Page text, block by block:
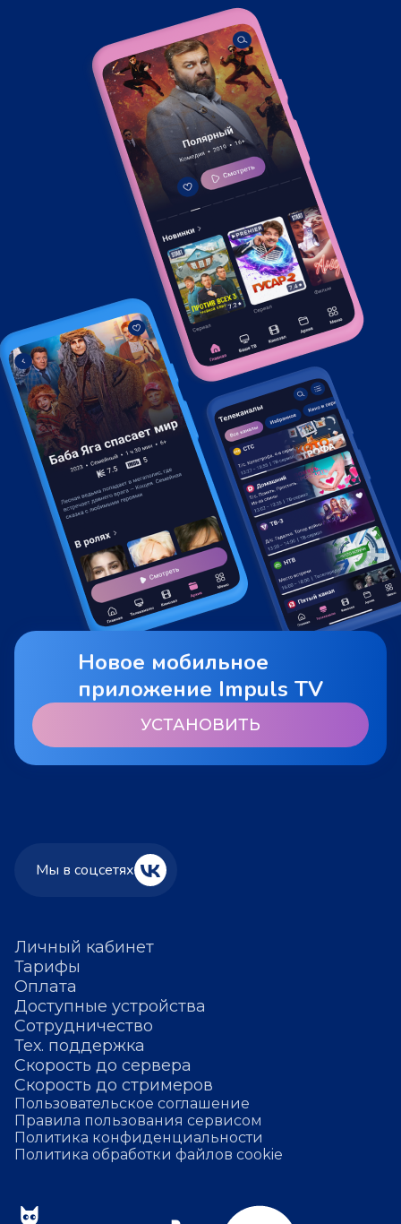
Новое мобильное
приложение Impuls TV
УСТАНОВИТЬ
Личный кабинет
Тарифы
Оплата
Доступные устройства
Сотрудничество
Тех. поддержка
Скорость до сервера
Скорость до стримеров
Пользовательское соглашение
Правила пользования сервисом
Политика конфиденциальности
Политика обработки файлов cookie
Мы в соцсетях